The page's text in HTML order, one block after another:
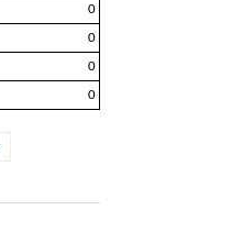
0
0
0
0